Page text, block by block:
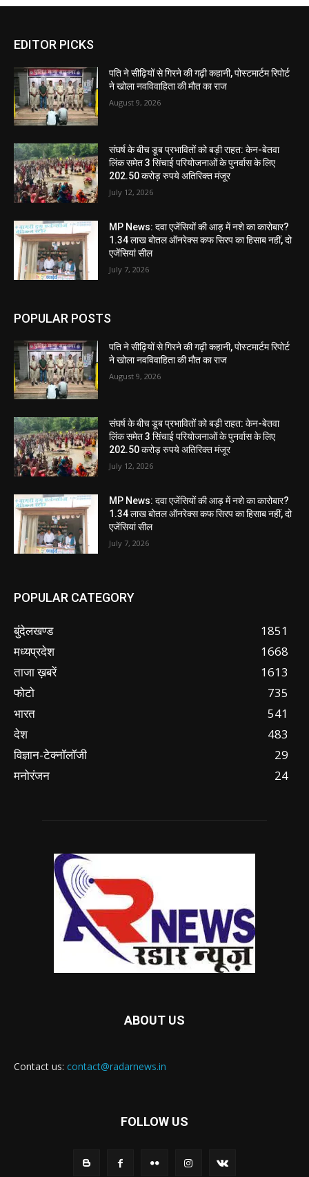
EDITOR PICKS
पति ने सीढ़ियों से गिरने की गढ़ी कहानी, पोस्टमार्टम रिपोर्ट
ने खोला नवविवाहिता की मौत का राज
August 9, 2026
संघर्ष के बीच डूब प्रभावितों को बड़ी राहत: केन-बेतवा
लिंक समेत 3 सिंचाई परियोजनाओं के पुनर्वास के लिए
202.50 करोड़ रुपये अतिरिक्त मंजूर
July 12, 2026
MP News: दवा एजेंसियों की आड़ में नशे का कारोबार?
1.34 लाख बोतल ऑनरेक्स कफ सिरप का हिसाब नहीं, दो
एजेंसियां सील
July 7, 2026
POPULAR POSTS
पति ने सीढ़ियों से गिरने की गढ़ी कहानी, पोस्टमार्टम रिपोर्ट
ने खोला नवविवाहिता की मौत का राज
August 9, 2026
संघर्ष के बीच डूब प्रभावितों को बड़ी राहत: केन-बेतवा
लिंक समेत 3 सिंचाई परियोजनाओं के पुनर्वास के लिए
202.50 करोड़ रुपये अतिरिक्त मंजूर
July 12, 2026
MP News: दवा एजेंसियों की आड़ में नशे का कारोबार?
1.34 लाख बोतल ऑनरेक्स कफ सिरप का हिसाब नहीं, दो
एजेंसियां सील
July 7, 2026
POPULAR CATEGORY
बुंदेलखण्ड
1851
मध्यप्रदेश
1668
ताजा ख़बरें
1613
फोटो
735
भारत
541
देश
483
विज्ञान-टेक्नॉलॉजी
29
मनोरंजन
24
ABOUT US
Contact us: contact@radarnews.in
FOLLOW US